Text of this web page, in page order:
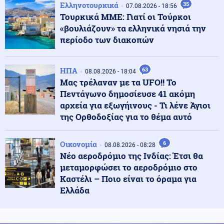
Συγκλονιστικό τροχαίο: Αυτοκίνητο συγκρούστηκε με
μηχανή αστυνομικών της ΔΙΑΣ στο Λαγονήσι
Καταγγελία για νυχτερινή είσοδο ισραηλινών
στρατευμάτων σε χωριό του Λιβάνου - Τι απαντά το
Ισραήλ
Ελληνοτουρκικά 08.08.2026 - 23:00
Ανάλυση: Η Ελληνική αντίδραση μετά την τριμερή
συμφωνία Τουρκίας-Πακιστάν-Σ. Αραβίας στη Μέκκα
Κόσμος 08.08.2026 - 22:53
Η Τουρκία ζητά "μορατόριουμ" Ρωσίας - Ουκρανίας
στις επιθέσεις κατά εμπορικών πλοίων στη Μαύρη
Θάλασσα
Ελληνοτουρκικά 07.08.2026 - 18:56 35
Τουρκικά ΜΜΕ: Γιατί οι Τούρκοι
«βουλιάζουν» τα ελληνικά νησιά την
περίοδο των διακοπών
ΗΠΑ 08.08.2026 - 18:04 63
Μας τρέλαναν με τα UFO!! Το
Πεντάγωνο δημοσίευσε 41 ακόμη
αρχεία για εξωγήινους - Τι λένε Άγιοι
της Ορθοδοξίας για το θέμα αυτό
Οικονομία 08.08.2026 - 08:28 6
Νέο αεροδρόμιο της Ινδίας: Έτσι θα
μεταμορφώσει το αεροδρόμιο στο
Καστέλι – Ποιο είναι το όραμα για
Ελλάδα